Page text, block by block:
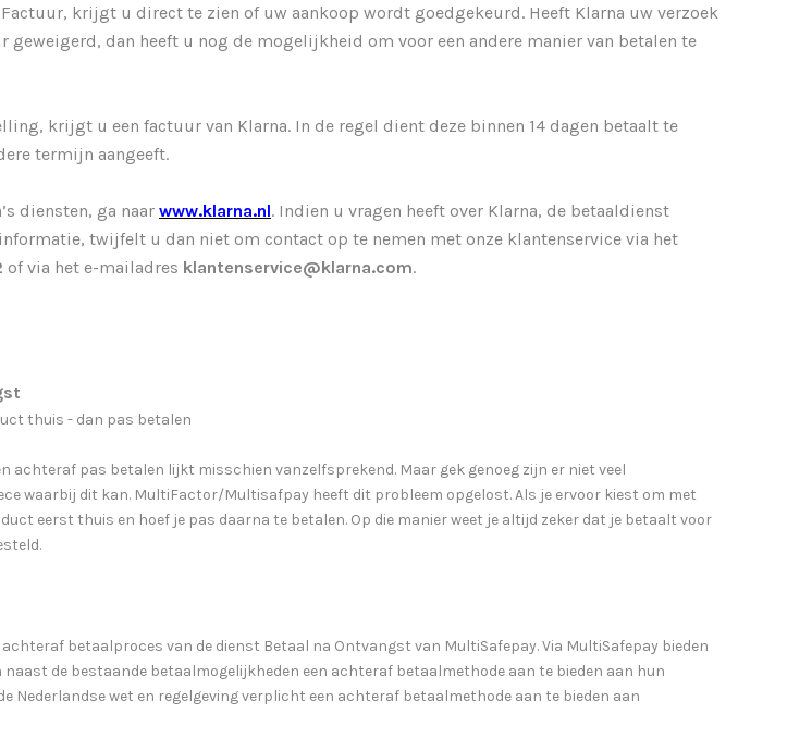
krijgt u direct te zien of uw aankoop wordt goedgekeurd. Heeft Klarna uw verzoek
geweigerd, dan heeft u nog de mogelijkheid om voor een andere manier van betalen te
krijgt u een factuur van Klarna. In de regel dient deze binnen 14 dagen betaalt te
termijn aangeeft.
diensten, ga naar www.klarna.nl. Indien u vragen heeft over Klarna, de betaaldienst
twijfelt u dan niet om contact op te nemen met onze klantenservice via het
of via het e-mailadres klantenservice@klarna.com.
thuis - dan pas betalen
achteraf pas betalen lijkt misschien vanzelfsprekend. Maar gek genoeg zijn er niet veel
waarbij dit kan. MultiFactor/Multisafpay heeft dit probleem opgelost. Als je ervoor kiest om met
eerst thuis en hoef je pas daarna te betalen. Op die manier weet je altijd zeker dat je betaalt voor
betaalproces van de dienst Betaal na Ontvangst van MultiSafepay. Via MultiSafepay bieden
naast de bestaande betaalmogelijkheden een achteraf betaalmethode aan te bieden aan hun
Nederlandse wet en regelgeving verplicht een achteraf betaalmethode aan te bieden aan